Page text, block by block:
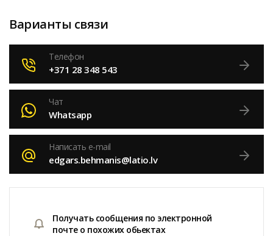
Варианты связи
Телефон
+371 28 348 543
Чат
Whatsapp
Написать e-mail
edgars.behmanis@latio.lv
Получать сообщения по электронной
почте о похожих обьектах